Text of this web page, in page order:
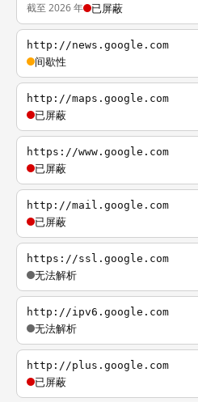
截至 2026 年 已屏蔽
http://news.google.com
间歇性
http://maps.google.com
已屏蔽
https://www.google.com
已屏蔽
http://mail.google.com
已屏蔽
https://ssl.google.com
无法解析
http://ipv6.google.com
无法解析
http://plus.google.com
已屏蔽